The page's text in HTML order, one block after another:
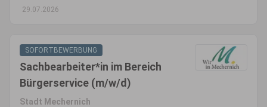
29.07.2026
SOFORTBEWERBUNG
Sachbearbeiter*in im Bereich
Bürgerservice (m/w/d)
Stadt Mechernich